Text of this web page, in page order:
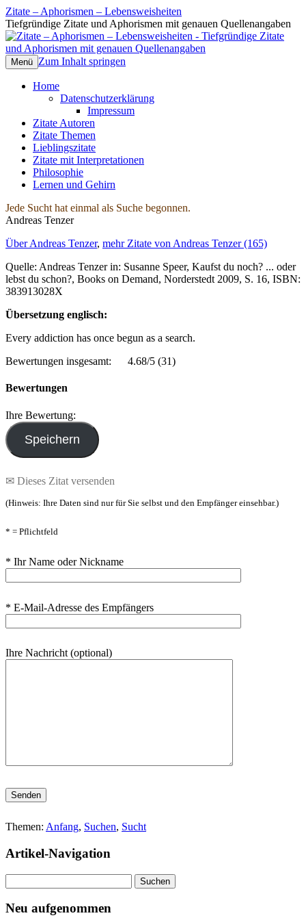
Zitate – Aphorismen – Lebensweisheiten
Tiefgründige Zitate und Aphorismen mit genauen Quellenangaben
Menü Zum Inhalt springen
Home
Datenschutzerklärung
Impressum
Zitate Autoren
Zitate Themen
Lieblingszitate
Zitate mit Interpretationen
Philosophie
Lernen und Gehirn
Jede Sucht hat einmal als Suche begonnen.
Andreas Tenzer
Über Andreas Tenzer, mehr Zitate von Andreas Tenzer (165)
Quelle: Andreas Tenzer in: Susanne Speer, Kaufst du noch? ... oder
lebst du schon?, Books on Demand, Norderstedt 2009, S. 16, ISBN:
383913028X
Übersetzung englisch:
Every addiction has once begun as a search.
Bewertungen insgesamt:
4.68/5 (31)
Bewertungen
Ihre Bewertung:
✉ Dieses Zitat versenden
(Hinweis: Ihre Daten sind nur für Sie selbst und den Empfänger einsehbar.)
* = Pflichtfeld
* Ihr Name oder Nickname
* E-Mail-Adresse des Empfängers
Ihre Nachricht (optional)
Bitte lasse dieses Feld leer.
Themen: Anfang, Suchen, Sucht
Artikel-Navigation
nach:
Neu aufgenommen